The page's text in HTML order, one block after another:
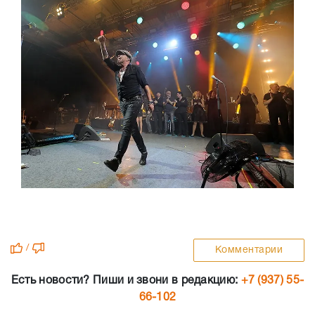
/ Комментарии
Есть новости? Пиши и звони в редакцию: +7 (937) 55-
66-102